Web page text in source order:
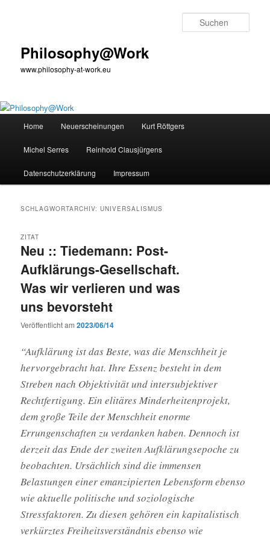
Philosophy@Work
www.philosophy-at-work.eu
Home Neuerscheinungen Kurt Röttgers
Michel Serres Reinhold Clausjürgens
Datenschutzerklärung Impressum
SCHLAGWORTARCHIV:UNIVERSALISMUS
Neu :: Tiedemann: Post-
Aufklärungs-Gesellschaft.
Was wir verlieren und was
uns bevorsteht
ZITAT
Veröffentlicht am2023/06/14
“Aufklärung ist das Beste, was die Menschheit je
hervorgebracht hat. Ihre Essenz besteht in dem
Streben nach Objektivität und intersubjektiver
Rechtfertigung. Ein elitäres Minderheitenprojekt,
dem große Teile der Menschheit enorme
Errungenschaften zu verdanken haben. Dennoch ist
derzeit das Ende der zweiten Aufklärungsepoche zu
beobachten. Ursächlich sind die immensen
Belastungen einer emanzipierten Lebensform ebenso
wie aktuelle politische und soziologische
Stressfaktoren. Zu diesen gehören ein kapitalistisch
verkürztes Freiheitsverständnis ebenso wie